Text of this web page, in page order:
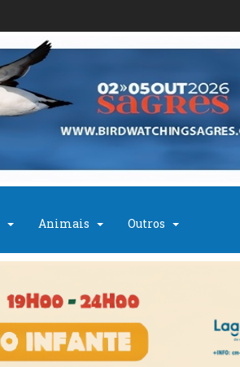
Animais Outros